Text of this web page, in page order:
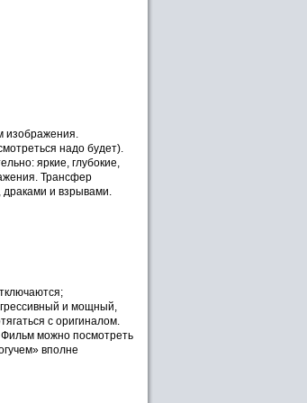
изображения.
надо будет).
яркие, глубокие,
Трансфер
драками и взрывами.
и мощный,
с оригиналом.
Фильм можно посмотреть
вполне